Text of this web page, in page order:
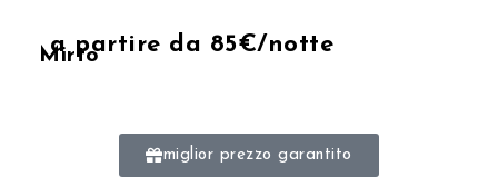
a partire da 85€/notte
Mirto
miglior prezzo garantito